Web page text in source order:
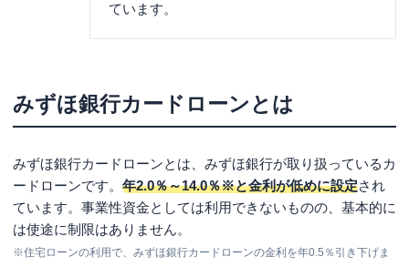
ています。
みずほ銀行カードローンとは
みずほ銀行カードローンとは、みずほ銀行が取り扱っているカ
ードローンです。 年2.0％～14.0％※と金利が低めに設定され
ています。事業性資金としては利用できないものの、基本的に
は使途に制限はありません。
※住宅ローンの利用で、みずほ銀行カードローンの金利を年0.5％引き下げま